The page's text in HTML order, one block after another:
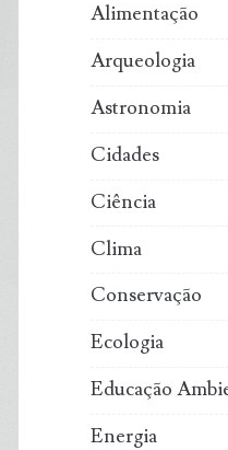
Alimentação
Arqueologia
Astronomia
Cidades
Ciência
Clima
Conservação
Ecologia
Educação
Energia